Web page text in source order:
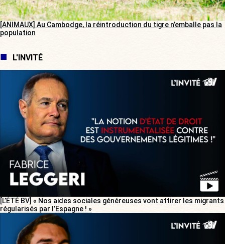
[ANIMAUX] Au Cambodge, la réintroduction du tigre n’emballe pas la
population
L'INVITÉ
[L’ÉTÉ BV] « Nos aides sociales généreuses vont attirer les migrants
régularisés par l’Espagne ! »